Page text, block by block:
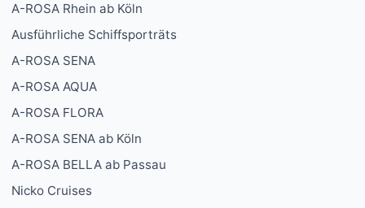
A-ROSA Rhein ab Köln
Ausführliche Schiffsporträts
A-ROSA SENA
A-ROSA AQUA
A-ROSA FLORA
A-ROSA SENA ab Köln
A-ROSA BELLA ab Passau
Nicko Cruises